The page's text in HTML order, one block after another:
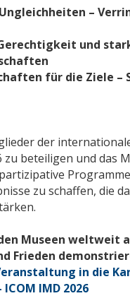
Ungleichheiten –
Gerechtigkeit und
für die Ziele
der
zu beteiligen und das
zu schaffen, die
Museen weltweit
Frieden
in die
IMD 2026